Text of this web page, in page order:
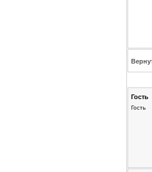
Гость
Гость